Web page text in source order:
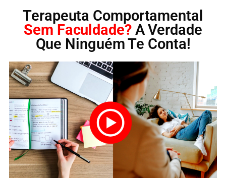
Terapeuta Comportamental
Sem Faculdade?A Verdade
Que Ninguém Te Conta!